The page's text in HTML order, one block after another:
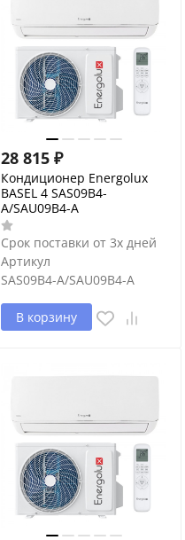
28 815 ₽
Кондиционер Energolux
BASEL 4 SAS09B4-
A/SAU09B4-A
Срок поставки от 3х дней
Артикул
SAS09B4-A/SAU09B4-A
В корзину